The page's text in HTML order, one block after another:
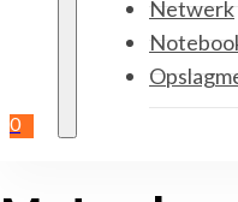
0
Netwerk